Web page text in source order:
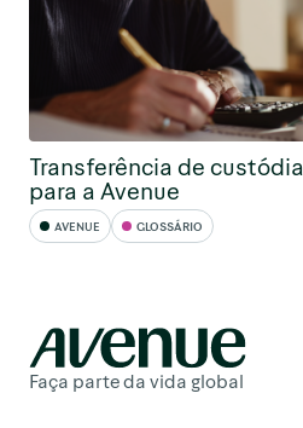
Transferência de custódia
para a Avenue
AVENUE GLOSSÁRIO
Faça parte da vida global